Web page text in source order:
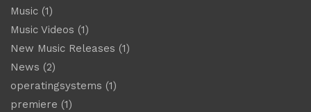
Music (1)
Music Videos (1)
New Music Releases (1)
News (2)
operatingsystems (1)
premiere (1)